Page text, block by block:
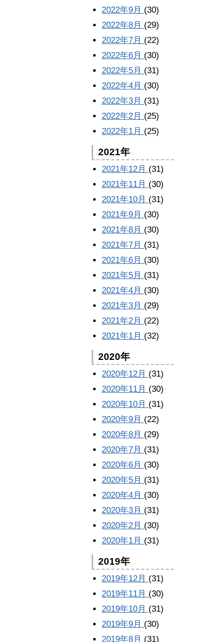
2022年9月 (30)
2022年8月 (29)
2022年7月 (22)
2022年6月 (30)
2022年5月 (31)
2022年4月 (30)
2022年3月 (31)
2022年2月 (25)
2022年1月 (25)
2021年
2021年12月 (31)
2021年11月 (30)
2021年10月 (31)
2021年9月 (30)
2021年8月 (30)
2021年7月 (31)
2021年6月 (30)
2021年5月 (31)
2021年4月 (30)
2021年3月 (29)
2021年2月 (22)
2021年1月 (32)
2020年
2020年12月 (31)
2020年11月 (30)
2020年10月 (31)
2020年9月 (22)
2020年8月 (29)
2020年7月 (31)
2020年6月 (30)
2020年5月 (31)
2020年4月 (30)
2020年3月 (31)
2020年2月 (30)
2020年1月 (31)
2019年
2019年12月 (31)
2019年11月 (30)
2019年10月 (31)
2019年9月 (30)
2019年8月 (31)